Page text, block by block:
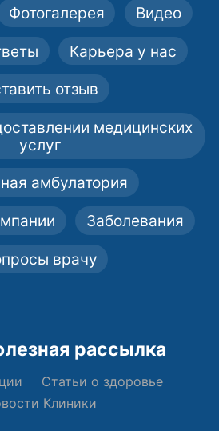
Фотогалерея Видео
Карьера у нас
отзыв
медицинских
услуг
амбулатория
Заболевания
врачу
рассылка
Статьи о здоровье
Клиники